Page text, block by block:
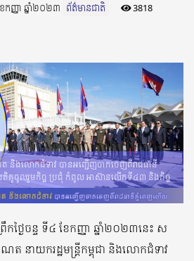
កញ្ញា ឆ្នាំ២០២៣ ព័ត៌មានជាតិ 3818
និងលោកជំទាវ បានអញ្ជើញចាកចេញពីរាជធានី
តិភូចូលរួមកិច្ច ប្រជុំ កំពូល អាស៊ានលើកទី៤៣ និងកិច្ច
ថ្ងៃចន្ទ ទី៤ ខែកញ្ញា ឆ្នាំ២០២៣នេះ ស
ត នាយករដ្ឋមន្ត្រីកម្ពុជា និងលោកជំទាវ